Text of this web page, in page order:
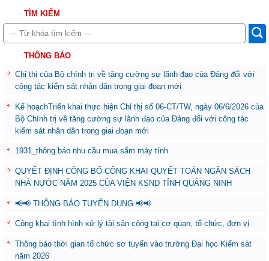
TÌM KIẾM
THÔNG BÁO
Chỉ thị của Bộ chính trị về tăng cường sự lãnh đạo của Đảng đối với
công tác kiểm sát nhân dân trong giai đoạn mới
Kế hoạchTriển khai thực hiện Chỉ thị số 06-CT/TW, ngày 06/6/2026 của
Bộ Chính trị về tăng cường sự lãnh đạo của Đảng đối với công tác
kiểm sát nhân dân trong giai đoạn mới
1931_thông báo nhu cầu mua sắm máy tính
QUYẾT ĐỊNH CÔNG BỐ CÔNG KHAI QUYẾT TOÁN NGÂN SÁCH
NHÀ NƯỚC NĂM 2025 CỦA VIỆN KSND TỈNH QUẢNG NINH
📢📢 THÔNG BÁO TUYỂN DỤNG 📢📢
Công khai tình hình xử lý tài sản công tại cơ quan, tổ chức, đơn vị
Thông báo thời gian tổ chức sơ tuyển vào trường Đại học Kiểm sát
năm 2026